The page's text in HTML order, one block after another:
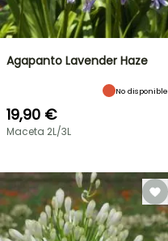
Agapanto Lavender Haze
No disponible
19,90 €
Maceta 2L/3L